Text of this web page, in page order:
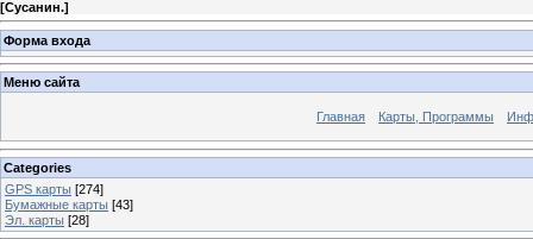
[Сусанин.]
Форма входа
Меню сайта
Главная Карты, Программы
Categories
GPS карты [274]
Бумажные карты [43]
Эл. карты [28]